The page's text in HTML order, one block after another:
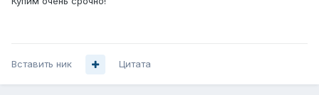
Вставить ник Цитата